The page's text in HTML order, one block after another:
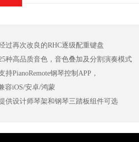
过再次改良的RHC逐级配重键盘
种高品质音色，音色叠加及分割演奏模式
持PianoRemote钢琴控制APP，
容iOS/安卓/鸿蒙
供设计师琴架和钢琴三踏板组件可选